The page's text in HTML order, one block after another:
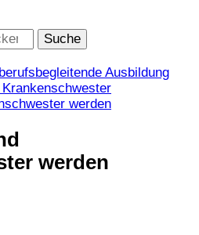
Ausbildung
werden
werden